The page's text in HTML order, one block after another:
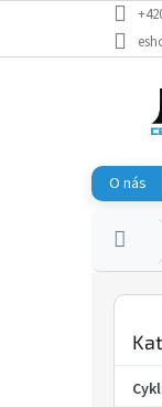
obsah
O nás